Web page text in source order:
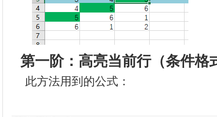
第一阶：高亮当前行（条件格
此方法用到的公式：